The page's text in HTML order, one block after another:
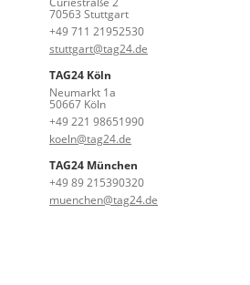
70563 Stuttgart
+49 711 21952530
stuttgart@tag24.de
TAG24 Köln
Neumarkt 1a
50667 Köln
+49 221 98651990
koeln@tag24.de
TAG24 München
+49 89 215390320
muenchen@tag24.de